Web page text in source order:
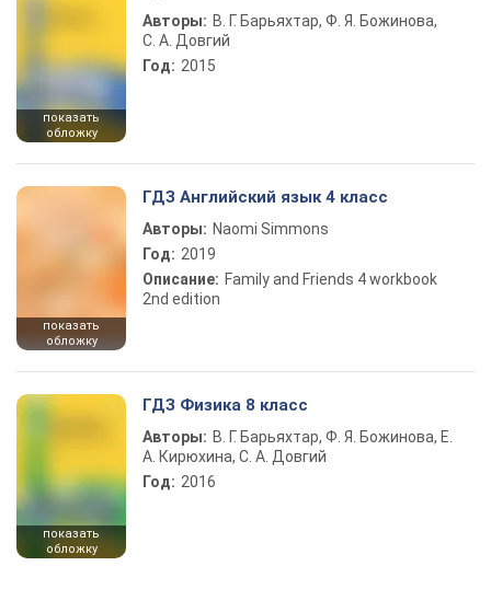
показать
обложку
Авторы: В. Г. Барьяхтар, Ф. Я. Божинова,
С. А. Довгий
Год: 2015
показать
обложку
ГДЗ Английский язык 4 класс
Авторы: Naomi Simmons
Год: 2019
Описание: Family and Friends 4 workbook
2nd edition
показать
обложку
ГДЗ Физика 8 класс
Авторы: В. Г. Барьяхтар, Ф. Я. Божинова, Е.
А. Кирюхина, С. А. Довгий
Год: 2016